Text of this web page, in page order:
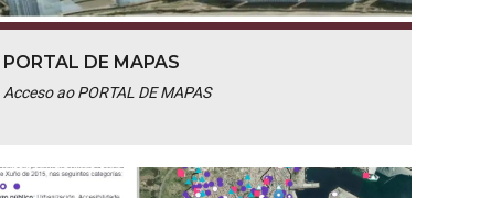
PORTAL DE MAPAS
Acceso ao PORTAL DE MAPAS